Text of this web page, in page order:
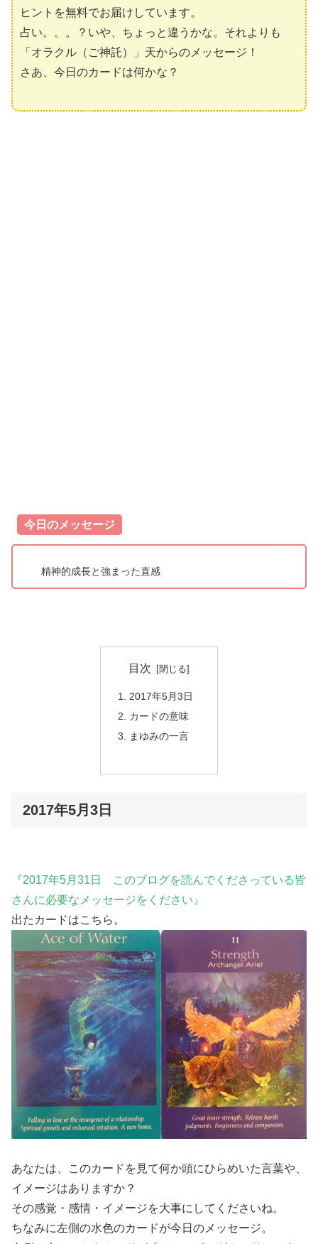
ヒントを無料でお届けしています。
占い。。。？いや、ちょっと違うかな。それよりも
「オラクル（ご神託）」天からのメッセージ！
さあ、今日のカードは何かな？
今日のメッセージ
精神的成長と強まった直感
目次
2017年5月3日
カードの意味
まゆみの一言
2017年5月3日
『2017年5月31日 このブログを読んでくださっている皆
さんに必要なメッセージをください』
出たカードはこちら。
あなたは、このカードを見て何か頭にひらめいた言葉や、
イメージはありますか？
その感覚・感情・イメージを大事にしてくださいね。
ちなみに左側の水色のカードが今日のメッセージ。